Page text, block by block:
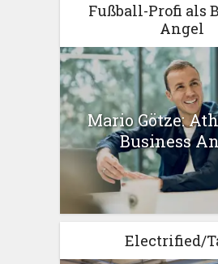
Fußball-Profi als
Angel
Mario Götze:
Business
Electrified/